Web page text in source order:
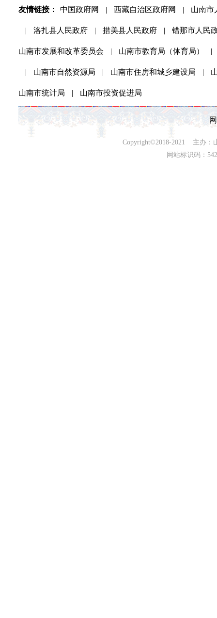
友情链接： 中国政府网 | 西藏自治区政府网 | 山南市
| 洛扎县人民政府 | 措美县人民政府 | 错那市人民
山南市发展和改革委员会 | 山南市教育局（体育局） |
| 山南市自然资源局 | 山南市住房和城乡建设局 |
山南市统计局 | 山南市投资促进局
Copyright©2018-2021 主办：
网站标识码：